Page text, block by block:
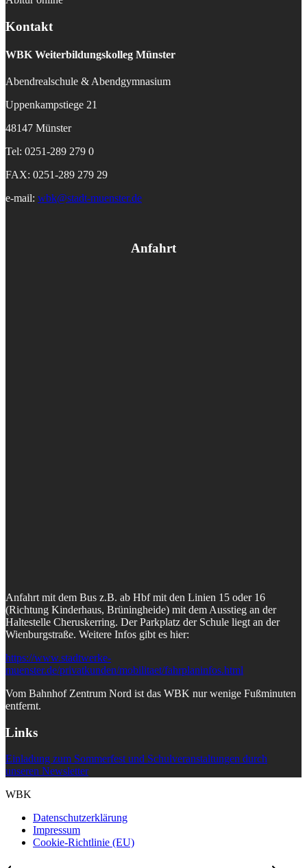
Kontakt
WBK Weiterbildungskolleg Münster
Abendrealschule & Abendgymnasium
Uppenkampstiege 21
48147 Münster
Tel: 0251-289 279 0
FAX: 0251-289 279 29
e-mail: wbk@stadt-muenster.de
Anfahrt
Anfahrt mit dem Bus z.B. ab Hbf mit den Linien 15 oder 16
(Richtung Kinderhaus, Brüningheide) mit dem Ausstieg an der
Haltestelle Cheruskerring. Der Parkplatz der Schule liegt an der
Wienburgstraße. Weitere Infos gibt es hier:
https://www.stadtwerke-
muenster.de/privatkunden/mobilitaet/fahrplaninfos.html
Vom Bahnhof Zentrum Nord ist das WBK nur wenige Fußminuten
entfernt.
Links
Einladung zum Sommerfest und Schulveranstaltungen durch
unseren Newsletter
WBK
Datenschutzerklärung
Impressum
Cookie-Richtlinie (EU)